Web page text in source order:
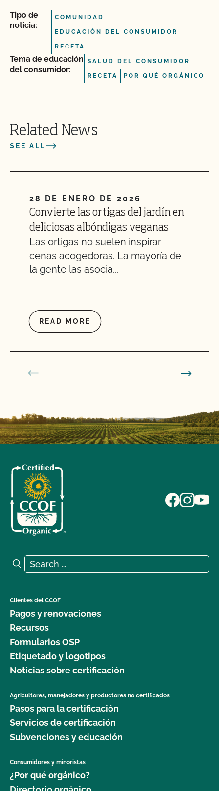
Tipo de
noticia:
COMUNIDAD
EDUCACIÓN DEL CONSUMIDOR
RECETA
Tema de educación
del consumidor:
SALUD DEL CONSUMIDOR
RECETA POR QUÉ ORGÁNICO
Related News
SEE ALL
28 DE ENERO DE 2026
Convierte las ortigas del jardín en
deliciosas albóndigas veganas
Las ortigas no suelen inspirar
cenas acogedoras. La mayoría de
la gente las asocia...
READ MORE
Search for:
Search
Clientes del CCOF
Pagos y renovaciones
Recursos
Formularios OSP
Etiquetado y logotipos
Noticias sobre certificación
Agricultores, manejadores y productores no certificados
Pasos para la certificación
Servicios de certificación
Subvenciones y educación
Consumidores y minoristas
¿Por qué orgánico?